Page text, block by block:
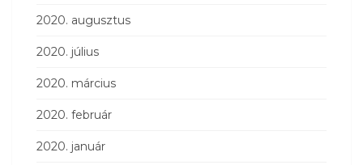
2020. augusztus
2020. július
2020. március
2020. február
2020. január